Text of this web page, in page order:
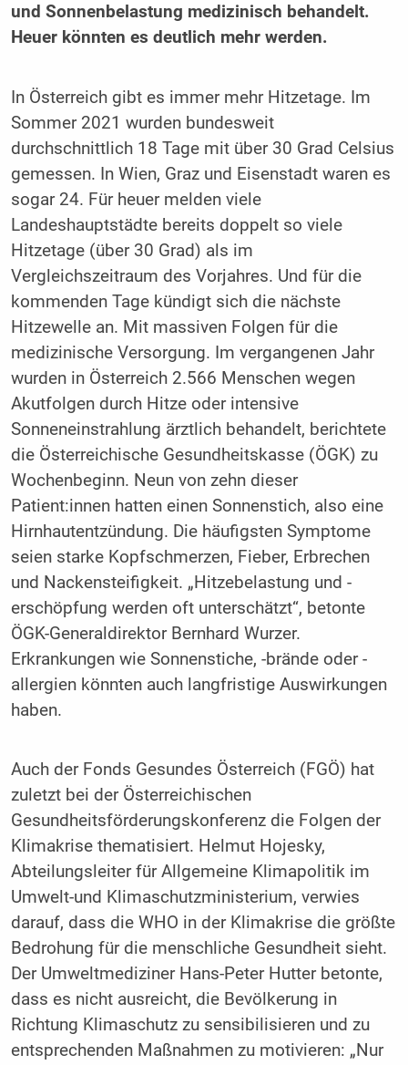
und Sonnenbelastung medizinisch behandelt.
Heuer könnten es deutlich mehr werden.
In Österreich gibt es immer mehr Hitzetage. Im
Sommer 2021 wurden bundesweit
durchschnittlich 18 Tage mit über 30 Grad Celsius
gemessen. In Wien, Graz und Eisenstadt waren es
sogar 24. Für heuer melden viele
Landeshauptstädte bereits doppelt so viele
Hitzetage (über 30 Grad) als im
Vergleichszeitraum des Vorjahres. Und für die
kommenden Tage kündigt sich die nächste
Hitzewelle an. Mit massiven Folgen für die
medizinische Versorgung. Im vergangenen Jahr
wurden in Österreich 2.566 Menschen wegen
Akutfolgen durch Hitze oder intensive
Sonneneinstrahlung ärztlich behandelt, berichtete
die Österreichische Gesundheitskasse (ÖGK) zu
Wochenbeginn. Neun von zehn dieser
Patient:innen hatten einen Sonnenstich, also eine
Hirnhautentzündung. Die häufigsten Symptome
seien starke Kopfschmerzen, Fieber, Erbrechen
und Nackensteifigkeit. „Hitzebelastung und -
erschöpfung werden oft unterschätzt“, betonte
ÖGK-Generaldirektor Bernhard Wurzer.
Erkrankungen wie Sonnenstiche, -brände oder -
allergien könnten auch langfristige Auswirkungen
haben.
Auch der Fonds Gesundes Österreich (FGÖ) hat
zuletzt bei der Österreichischen
Gesundheitsförderungskonferenz die Folgen der
Klimakrise thematisiert. Helmut Hojesky,
Abteilungsleiter für Allgemeine Klimapolitik im
Umwelt-und Klimaschutzministerium, verwies
darauf, dass die WHO in der Klimakrise die größte
Bedrohung für die menschliche Gesundheit sieht.
Der Umweltmediziner Hans-Peter Hutter betonte,
dass es nicht ausreicht, die Bevölkerung in
Richtung Klimaschutz zu sensibilisieren und zu
entsprechenden Maßnahmen zu motivieren: „Nur